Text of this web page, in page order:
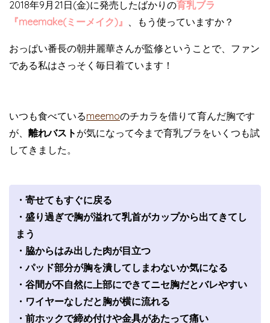
2018年9月21日(金)に発売したばかりの育乳ブラ
『meemake(ミーメイク)』
、もう使っていますか？
おっぱい番長の朝井麗華さんが監修ということで、ファン
である私はさっそく毎日着ています！
いつも食べているmeemoのチカラを借りて育んだ胸です
が、 離れバスト が気になって今まで育乳ブラをいくつも試
してきました。
・寄せてもすぐに戻る
・盛り過ぎで胸が溢れて乳首がカップから出てきてし
まう
・脇からはみ出した肉が目立つ
・パッド部分が胸を潰してしまわないか気になる
・谷間が不自然に上部にできてニセ胸だとバレやすい
・ワイヤーなしだと胸が横に流れる
・前ホックで締め付けや金具があたって痛い